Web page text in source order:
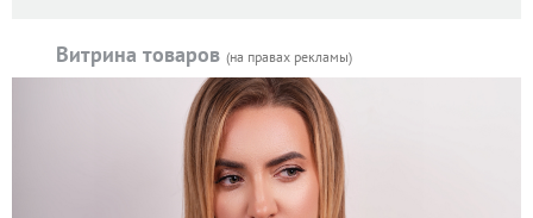
Витрина товаров (на правах рекламы)